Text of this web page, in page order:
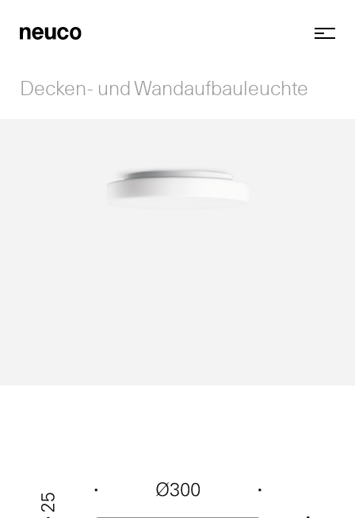
Decken- und Wandaufbauleuchte